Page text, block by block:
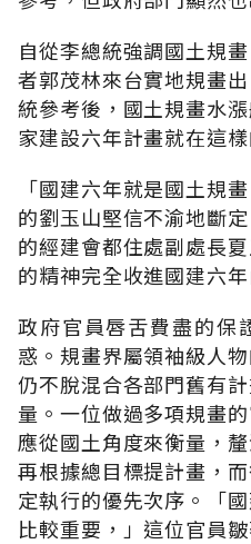
自從李總統強調國土規
者郭茂林來台實地規畫
統參考後，國土規畫水
家建設六年計畫就在這
「國建六年就是國土規
的劉玉山堅信不渝地斷
的經建會都住處副處長
的精神完全收進國建六年
政府官員唇舌費盡的保
惑。規畫界屬領袖級人
仍不脫混合各部門舊有
量。一位做過多項規畫
應從國土角度來衡量，
再根據總目標提計畫，
定執行的優先次序。「
比較重要，」這位官員